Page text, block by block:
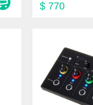
$ 770